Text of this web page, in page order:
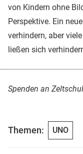
von Kindern ohne
Perspektive. Ein
verhindern, aber
ließen sich
Spenden an
Themen: UNO